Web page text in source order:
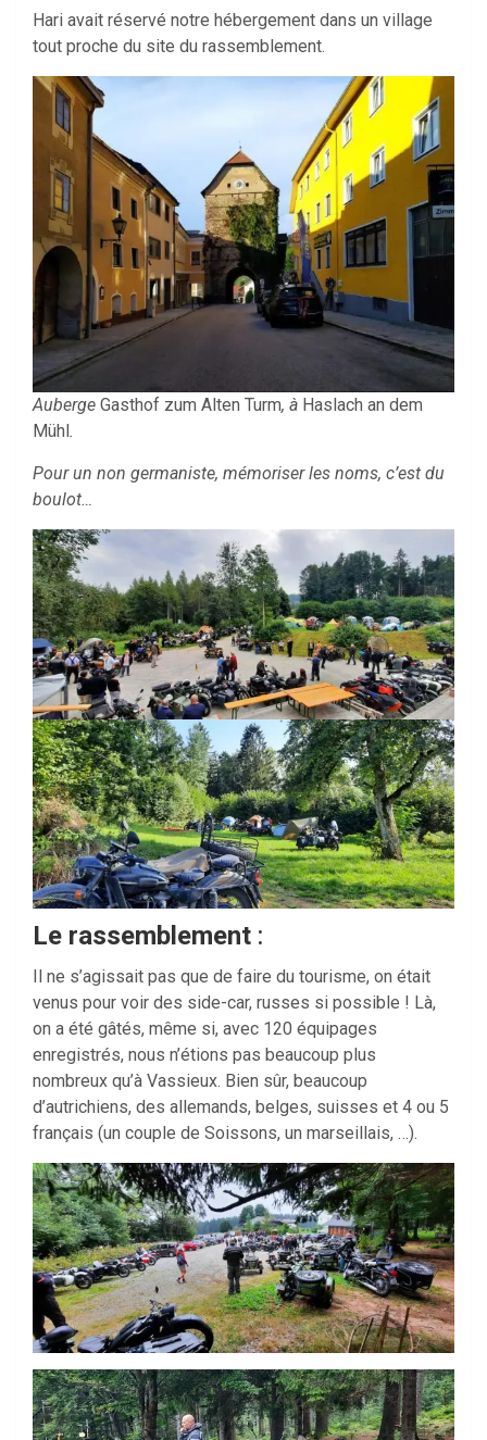
Hari avait réservé notre hébergement dans un village
tout proche du site du rassemblement.
Auberge Gasthof zum Alten Turm, à Haslach an dem
Mühl.
Pour un non germaniste, mémoriser les noms, c’est du
boulot…
Le rassemblement :
Il ne s’agissait pas que de faire du tourisme, on était
venus pour voir des side-car, russes si possible ! Là,
on a été gâtés, même si, avec 120 équipages
enregistrés, nous n’étions pas beaucoup plus
nombreux qu’à Vassieux. Bien sûr, beaucoup
d’autrichiens, des allemands, belges, suisses et 4 ou 5
français (un couple de Soissons, un marseillais, …).